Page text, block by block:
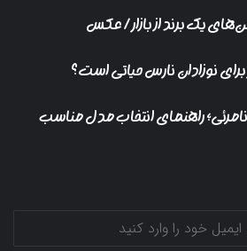
یک برند از بازار/ عکس
برای نوزادان نارس حیاتی است؟
راهنمای انتخاب مدل مناسب